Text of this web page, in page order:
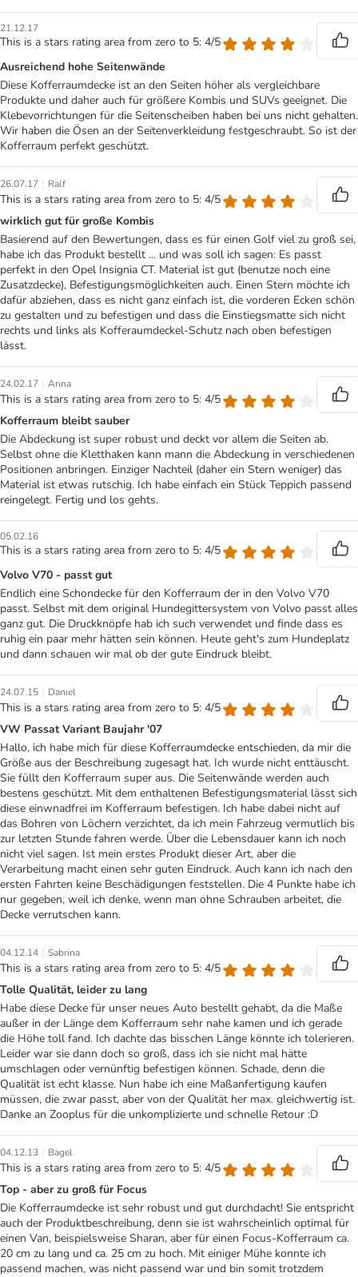
21.12.17
This is a stars rating area from zero to 5: 4/5
Ausreichend hohe Seitenwände
Diese Kofferraumdecke ist an den Seiten höher als vergleichbare
Produkte und daher auch für größere Kombis und SUVs geeignet. Die
Klebevorrichtungen für die Seitenscheiben haben bei uns nicht gehalten.
Wir haben die Ösen an der Seitenverkleidung festgeschraubt. So ist der
Kofferraum perfekt geschützt.
26.07.17 | Ralf
This is a stars rating area from zero to 5: 4/5
wirklich gut für große Kombis
Basierend auf den Bewertungen, dass es für einen Golf viel zu groß sei,
habe ich das Produkt bestellt ... und was soll ich sagen: Es passt
perfekt in den Opel Insignia CT. Material ist gut (benutze noch eine
Zusatzdecke), Befestigungsmöglichkeiten auch. Einen Stern möchte ich
dafür abziehen, dass es nicht ganz einfach ist, die vorderen Ecken schön
zu gestalten und zu befestigen und dass die Einstiegsmatte sich nicht
rechts und links als Kofferaumdeckel-Schutz nach oben befestigen
lässt.
24.02.17 | Anna
This is a stars rating area from zero to 5: 4/5
Kofferraum bleibt sauber
Die Abdeckung ist super robust und deckt vor allem die Seiten ab.
Selbst ohne die Kletthaken kann mann die Abdeckung in verschiedenen
Positionen anbringen. Einziger Nachteil (daher ein Stern weniger) das
Material ist etwas rutschig. Ich habe einfach ein Stück Teppich passend
reingelegt. Fertig und los gehts.
05.02.16
This is a stars rating area from zero to 5: 4/5
Volvo V70 - passt gut
Endlich eine Schondecke für den Kofferraum der in den Volvo V70
passt. Selbst mit dem original Hundegittersystem von Volvo passt alles
ganz gut. Die Druckknöpfe hab ich such verwendet und finde dass es
ruhig ein paar mehr hätten sein können. Heute geht's zum Hundeplatz
und dann schauen wir mal ob der gute Eindruck bleibt.
24.07.15 | Daniel
This is a stars rating area from zero to 5: 4/5
VW Passat Variant Baujahr '07
Hallo, ich habe mich für diese Kofferraumdecke entschieden, da mir die
Größe aus der Beschreibung zugesagt hat. Ich wurde nicht enttäuscht.
Sie füllt den Kofferraum super aus. Die Seitenwände werden auch
bestens geschützt. Mit dem enthaltenen Befestigungsmaterial lässt sich
diese einwnadfrei im Kofferraum befestigen. Ich habe dabei nicht auf
das Bohren von Löchern verzichtet, da ich mein Fahrzeug vermutlich bis
zur letzten Stunde fahren werde. Über die Lebensdauer kann ich noch
nicht viel sagen. Ist mein erstes Produkt dieser Art, aber die
Verarbeitung macht einen sehr guten Eindruck. Auch kann ich nach den
ersten Fahrten keine Beschädigungen feststellen. Die 4 Punkte habe ich
nur gegeben, weil ich denke, wenn man ohne Schrauben arbeitet, die
Decke verrutschen kann.
04.12.14 | Sabrina
This is a stars rating area from zero to 5: 4/5
Tolle Qualität, leider zu lang
Habe diese Decke für unser neues Auto bestellt gehabt, da die Maße
außer in der Länge dem Kofferraum sehr nahe kamen und ich gerade
die Höhe toll fand. Ich dachte das bisschen Länge könnte ich tolerieren.
Leider war sie dann doch so groß, dass ich sie nicht mal hätte
umschlagen oder vernünftig befestigen können. Schade, denn die
Qualität ist echt klasse. Nun habe ich eine Maßanfertigung kaufen
müssen, die zwar passt, aber von der Qualität her max. gleichwertig ist.
Danke an Zooplus für die unkomplizierte und schnelle Retour :D
04.12.13 | Bagel
This is a stars rating area from zero to 5: 4/5
Top - aber zu groß für Focus
Die Kofferraumdecke ist sehr robust und gut durchdacht! Sie entspricht
auch der Produktbeschreibung, denn sie ist wahrscheinlich optimal für
einen Van, beispielsweise Sharan, aber für einen Focus-Kofferraum ca.
20 cm zu lang und ca. 25 cm zu hoch. Mit einiger Mühe konnte ich
passend machen, was nicht passend war und bin somit trotzdem